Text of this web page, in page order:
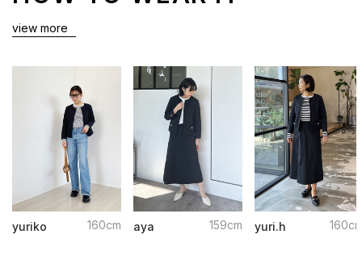
view more
yuriko 160cm aya 159cm yuri.h